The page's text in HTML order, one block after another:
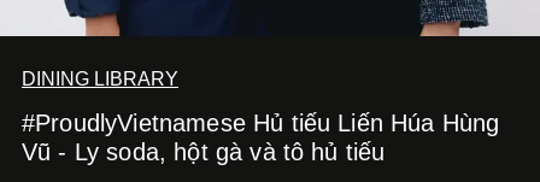
DINING LIBRARY
#ProudlyVietnamese Hủ tiếu Liến Húa Hùng
Vũ - Ly soda, hột gà và tô hủ tiếu